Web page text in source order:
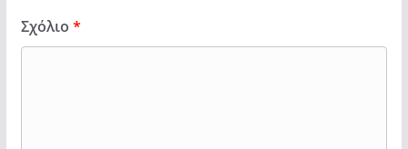
Σχόλιο *